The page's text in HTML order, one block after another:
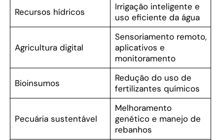
Recursos hídricos
Irrigação inteligente e
uso eficiente da água
Agricultura digital
Sensoriamento remoto,
aplicativos e
monitoramento
Bioinsumos
Redução do uso de
fertilizantes químicos
Pecuária sustentável
Melhoramento
genético e manejo de
rebanhos